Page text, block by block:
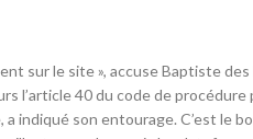
sur le site », accuse Baptiste
l’article 40 du code de procédure
indiqué son entourage. C’est le